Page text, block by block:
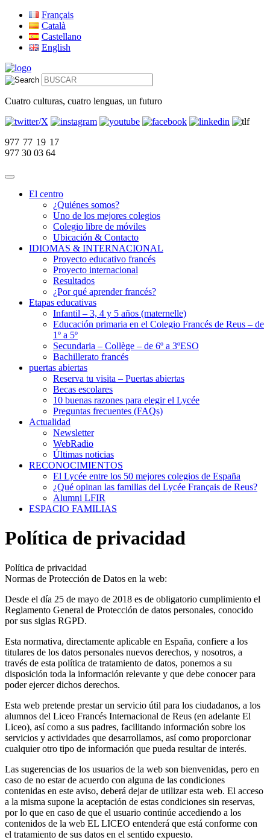
Français
Català
Castellano
English
Cuatro culturas, cuatro lenguas, un futuro
977 77 19 17
977 30 03 64
El centro
¿Quiénes somos?
Uno de los mejores colegios
Colegio libre de móviles
Ubicación & Contacto
IDIOMAS & INTERNACIONAL
Proyecto educativo francés
Proyecto internacional
Resultados
¿Por qué aprender francés?
Etapas educativas
Infantil – 3, 4 y 5 años (maternelle)
Educación primaria en el Colegio Francés de Reus – de
1º a 5º
Secundaria – Collège – de 6º a 3ºESO
Bachillerato francés
puertas abiertas
Reserva tu visita – Puertas abiertas
Becas escolares
10 buenas razones para elegir el Lycée
Preguntas frecuentes (FAQs)
Actualidad
Newsletter
WebRadio
Últimas noticias
RECONOCIMIENTOS
El Lycée entre los 50 mejores colegios de España
¿Qué opinan las familias del Lycée Français de Reus?
Alumni LFIR
ESPACIO FAMILIAS
Política de privacidad
Política de privacidad
Normas de Protección de Datos en la web:
Desde el día 25 de mayo de 2018 es de obligatorio cumplimiento el
Reglamento General de Protección de datos personales, conocido
por sus siglas RGPD.
Esta normativa, directamente aplicable en España, confiere a los
titulares de los datos personales nuevos derechos, y nosotros, a
través de esta política de tratamiento de datos, ponemos a su
disposición toda la información relevante y que debe conocer para
poder ejercer dichos derechos.
Esta web pretende prestar un servicio útil para los ciudadanos, a los
alumnos del Liceo Francés Internacional de Reus (en adelante El
Liceo), así como a sus padres, facilitando información sobre los
servicios y actividades que desarrollamos, así como proporcionar
cualquier otro tipo de información que pueda resultar de interés.
Las sugerencias de los usuarios de la web son bienvenidas, pero en
caso de no estar de acuerdo con alguna de las condiciones
contenidas en este aviso, deberá dejar de utilizar esta web. El acceso
a la misma supone la aceptación de estas condiciones sin reservas,
por lo que en caso de que el usuario continúe accediendo a los
contenidos de la web EL LICEO entenderá que está conforme con
el tratamiento de sus datos en el sentido expuesto.